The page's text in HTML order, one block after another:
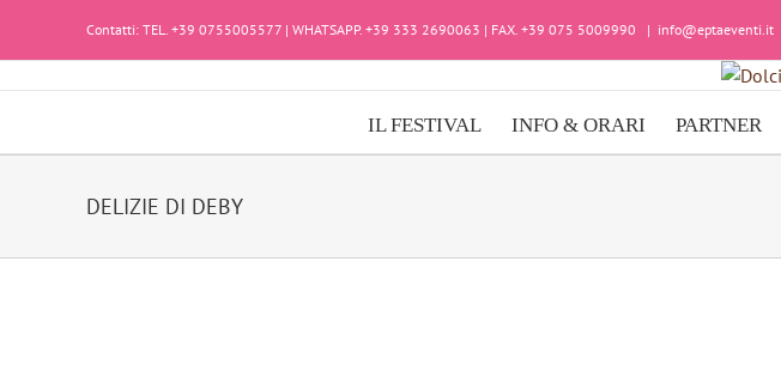
Contatti: TEL. +39 0755005577 | WHATSAPP. +39 333 2690063 | FAX. +39 075 5009990 | info@eptaeventi.it
IL FESTIVAL INFO & ORARI PARTNER
DELIZIE DI DEBY